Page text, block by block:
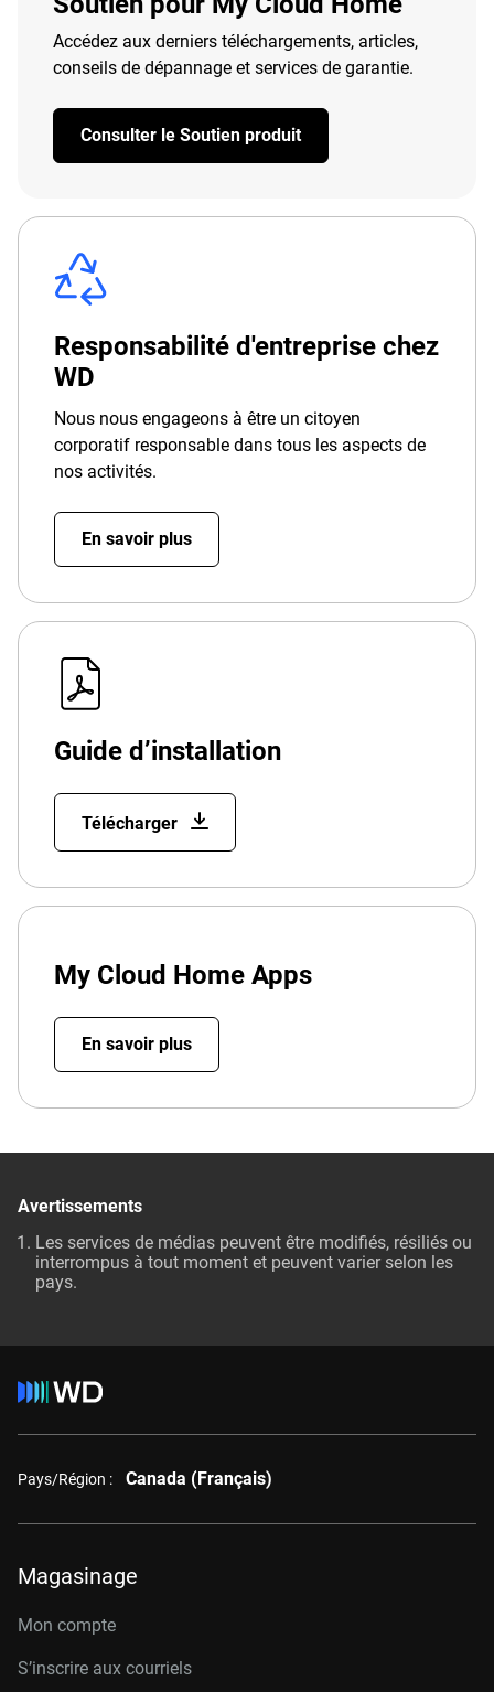
Accédez aux derniers téléchargements, articles,
conseils de dépannage et services de garantie.
Consulter le Soutien produit
Responsabilité d'entreprise chez
WD
Nous nous engageons à être un citoyen
corporatif responsable dans tous les aspects de
nos activités.
En savoir plus
Guide d’installation
Télécharger
My Cloud Home Apps
En savoir plus
Avertissements
Les services de médias peuvent être modifiés, résiliés ou
interrompus à tout moment et peuvent varier selon les
pays.
Pays/Région : Canada (Français)
Magasinage
Mon compte
S’inscrire aux courriels